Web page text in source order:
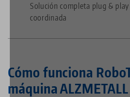
Solución completa plug &
coordinada
Cómo funciona
máquina ALZMETALL